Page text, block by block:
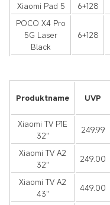
Xiaomi Pad 5
6+128
POCO X4 Pro
5G Laser
Black
6+128
Produktname UVP
Xiaomi TV P1E
32"
249.99
Xiaomi TV A2
32"
249.00
Xiaomi TV A2
43"
449.00